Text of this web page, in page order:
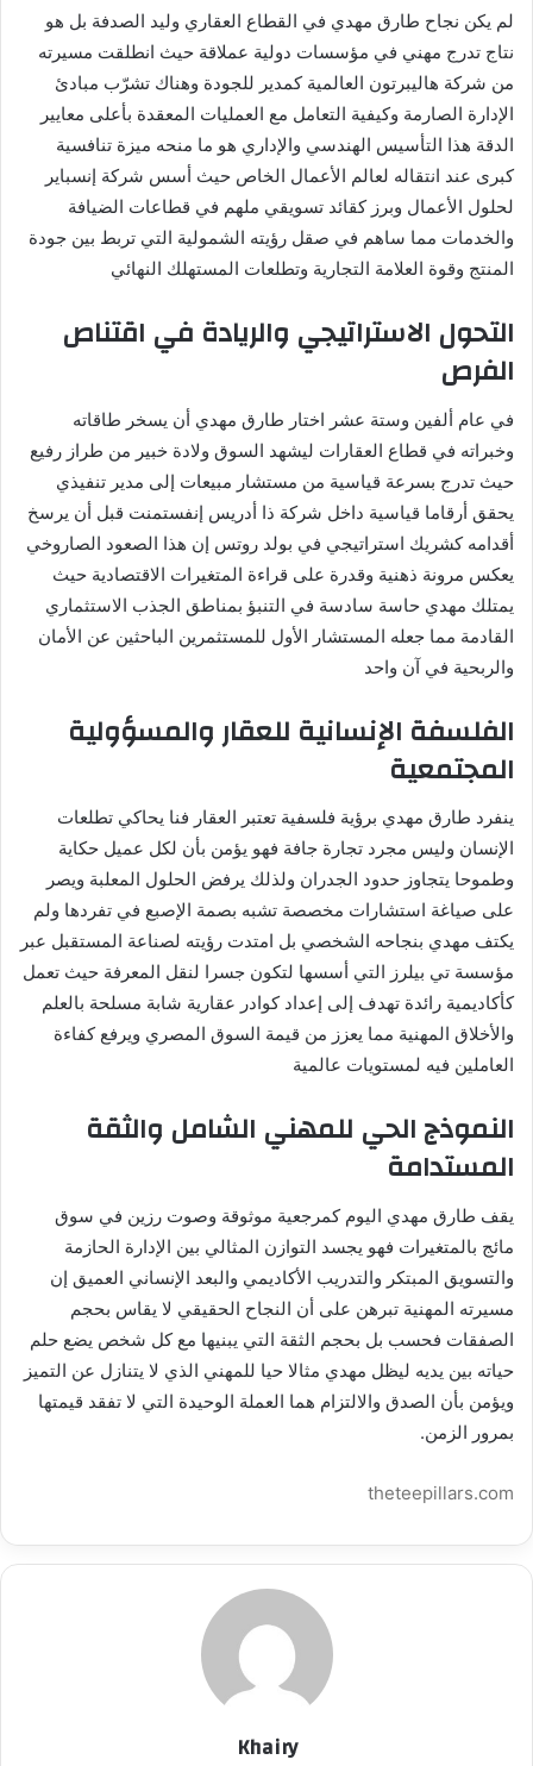
ا
لم يكن نجاح طارق مهدي في القطاع العقاري وليد الصدفة بل هو
نتاج تدرج مهني في مؤسسات دولية عملاقة حيث انطلقت مسيرته
من شركة هاليبرتون العالمية كمدير للجودة وهناك تشرّب مبادئ
الإدارة الصارمة وكيفية التعامل مع العمليات المعقدة بأعلى معايير
الدقة هذا التأسيس الهندسي والإداري هو ما منحه ميزة تنافسية
كبرى عند انتقاله لعالم الأعمال الخاص حيث أسس شركة إنسباير
لحلول الأعمال وبرز كقائد تسويقي ملهم في قطاعات الضيافة
والخدمات مما ساهم في صقل رؤيته الشمولية التي تربط بين جودة
المنتج وقوة العلامة التجارية وتطلعات المستهلك النهائي
التحول الاستراتيجي والريادة في اقتناص
الفرص
في عام ألفين وستة عشر اختار طارق مهدي أن يسخر طاقاته
وخبراته في قطاع العقارات ليشهد السوق ولادة خبير من طراز رفيع
حيث تدرج بسرعة قياسية من مستشار مبيعات إلى مدير تنفيذي
يحقق أرقاما قياسية داخل شركة ذا أدريس إنفستمنت قبل أن يرسخ
أقدامه كشريك استراتيجي في بولد روتس إن هذا الصعود الصاروخي
يعكس مرونة ذهنية وقدرة على قراءة المتغيرات الاقتصادية حيث
يمتلك مهدي حاسة سادسة في التنبؤ بمناطق الجذب الاستثماري
القادمة مما جعله المستشار الأول للمستثمرين الباحثين عن الأمان
والربحية في آن واحد
الفلسفة الإنسانية للعقار والمسؤولية
المجتمعية
ينفرد طارق مهدي برؤية فلسفية تعتبر العقار فنا يحاكي تطلعات
الإنسان وليس مجرد تجارة جافة فهو يؤمن بأن لكل عميل حكاية
وطموحا يتجاوز حدود الجدران ولذلك يرفض الحلول المعلبة ويصر
على صياغة استشارات مخصصة تشبه بصمة الإصبع في تفردها ولم
يكتف مهدي بنجاحه الشخصي بل امتدت رؤيته لصناعة المستقبل عبر
مؤسسة تي بيلرز التي أسسها لتكون جسرا لنقل المعرفة حيث تعمل
كأكاديمية رائدة تهدف إلى إعداد كوادر عقارية شابة مسلحة بالعلم
والأخلاق المهنية مما يعزز من قيمة السوق المصري ويرفع كفاءة
العاملين فيه لمستويات عالمية
النموذج الحي للمهني الشامل والثقة
المستدامة
يقف طارق مهدي اليوم كمرجعية موثوقة وصوت رزين في سوق
مائج بالمتغيرات فهو يجسد التوازن المثالي بين الإدارة الحازمة
والتسويق المبتكر والتدريب الأكاديمي والبعد الإنساني العميق إن
مسيرته المهنية تبرهن على أن النجاح الحقيقي لا يقاس بحجم
الصفقات فحسب بل بحجم الثقة التي يبنيها مع كل شخص يضع حلم
حياته بين يديه ليظل مهدي مثالا حيا للمهني الذي لا يتنازل عن التميز
ويؤمن بأن الصدق والالتزام هما العملة الوحيدة التي لا تفقد قيمتها
بمرور الزمن.
theteepillars.com
Khairy